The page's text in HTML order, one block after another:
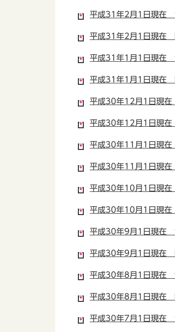
平成31年2月1日現在
平成31年2月1日現在
平成31年1月1日現在
平成31年1月1日現在
平成30年12月1日現在
平成30年12月1日現在
平成30年11月1日現在
平成30年11月1日現在
平成30年10月1日現在
平成30年10月1日現在
平成30年9月1日現在
平成30年9月1日現在
平成30年8月1日現在
平成30年8月1日現在
平成30年7月1日現在